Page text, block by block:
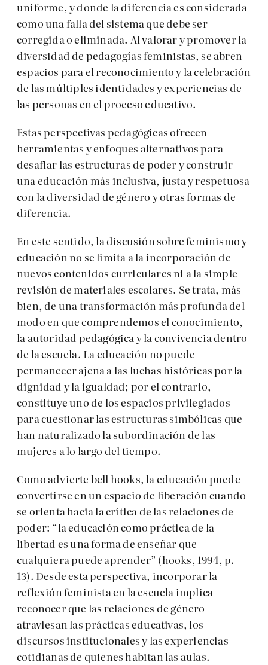
uniforme, y donde la diferencia es considerada
como una falla del sistema que debe ser
corregida o eliminada. Al valorar y promover la
diversidad de pedagogías feministas, se abren
espacios para el reconocimiento y la celebración
de las múltiples identidades y experiencias de
las personas en el proceso educativo.
Estas perspectivas pedagógicas ofrecen
herramientas y enfoques alternativos para
desafiar las estructuras de poder y construir
una educación más inclusiva, justa y respetuosa
con la diversidad de género y otras formas de
diferencia.
En este sentido, la discusión sobre feminismo y
educación no se limita a la incorporación de
nuevos contenidos curriculares ni a la simple
revisión de materiales escolares. Se trata, más
bien, de una transformación más profunda del
modo en que comprendemos el conocimiento,
la autoridad pedagógica y la convivencia dentro
de la escuela. La educación no puede
permanecer ajena a las luchas históricas por la
dignidad y la igualdad; por el contrario,
constituye uno de los espacios privilegiados
para cuestionar las estructuras simbólicas que
han naturalizado la subordinación de las
mujeres a lo largo del tiempo.
Como advierte bell hooks, la educación puede
convertirse en un espacio de liberación cuando
se orienta hacia la crítica de las relaciones de
poder: “la educación como práctica de la
libertad es una forma de enseñar que
cualquiera puede aprender” (hooks, 1994, p.
13). Desde esta perspectiva, incorporar la
reflexión feminista en la escuela implica
reconocer que las relaciones de género
atraviesan las prácticas educativas, los
discursos institucionales y las experiencias
cotidianas de quienes habitan las aulas.